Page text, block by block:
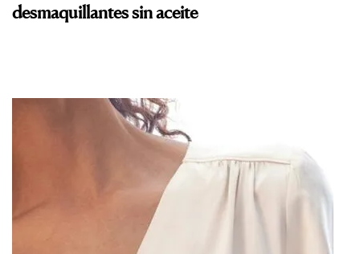
desmaquillantes sin aceite